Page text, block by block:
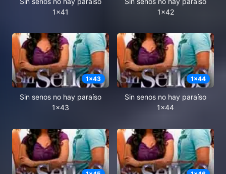
1x41
1x42
1x43
Sin senos no hay paraíso
1x43
1x44
Sin senos no hay paraíso
1x44